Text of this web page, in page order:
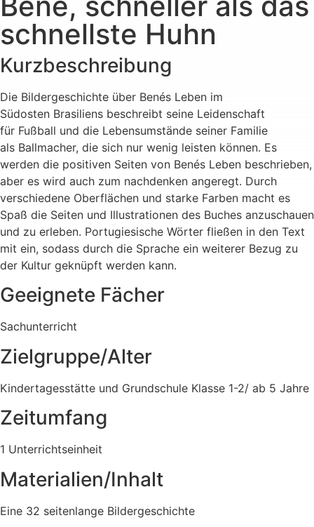
schnellste Huhn
Kurzbeschreibung
Die Bildergeschichte über Benés Leben im
Südosten Brasiliens beschreibt seine Leidenschaft
für Fußball und die Lebensumstände seiner Familie
als Ballmacher, die sich nur wenig leisten können. Es
werden die positiven Seiten von Benés Leben beschrieben,
aber es wird auch zum nachdenken angeregt. Durch
verschiedene Oberflächen und starke Farben macht es
Spaß die Seiten und Illustrationen des Buches anzuschauen
und zu erleben. Portugiesische Wörter fließen in den Text
mit ein, sodass durch die Sprache ein weiterer Bezug zu
der Kultur geknüpft werden kann.
Geeignete Fächer
Sachunterricht
Zielgruppe/Alter
Kindertagesstätte und Grundschule Klasse 1-2/ ab 5 Jahre
Zeitumfang
1 Unterrichtseinheit
Materialien/Inhalt
Eine 32 seitenlange Bildergeschichte